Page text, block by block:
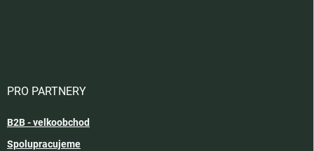
PRO PARTNERY
B2B - velkoobchod
Spolupracujeme